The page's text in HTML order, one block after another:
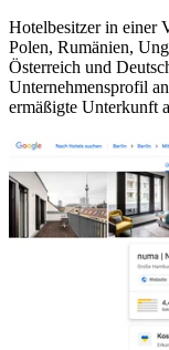
Hotelbesitzer in einer
Polen, Rumänien,
Österreich und
Unternehmensprofil
ermäßigte Unterkunft